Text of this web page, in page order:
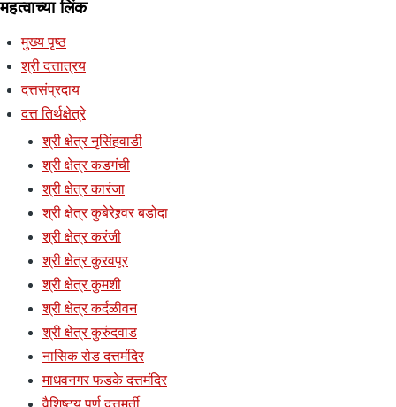
महत्वाच्या लिंक
मुख्य पृष्ठ
श्री दत्तात्रय
दत्तसंप्रदाय
दत्त तिर्थक्षेत्रे
श्री क्षेत्र नृसिंहवाडी
श्री क्षेत्र कडगंची
श्री क्षेत्र कारंजा
श्री क्षेत्र कुबेरेश्र्वर बडोदा
श्री क्षेत्र करंजी
श्री क्षेत्र कुरवपूर
श्री क्षेत्र कुमशी
श्री क्षेत्र कर्दळीवन
श्री क्षेत्र कुरुंदवाड
नासिक रोड दत्तमंदिर
माधवनगर फडके दत्तमंदिर